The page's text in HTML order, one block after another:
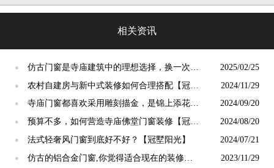
相关资讯
●
仿古门窗是寺庙建筑中的理想选择，换一次用
终生【冠墅阳光】
2025/02/25
●
农村自建房与新中式装修如何合理搭配【冠墅
阳光】
2024/11/29
●
寺庙门窗都喜欢采用雕刻描金，是锦上添花
吗？【冠墅阳光】
2024/09/20
●
预算不多，如何营造寺庙佛堂门窗装修【冠墅
阳光】
2024/08/20
● 法式轻奢风门窗到底好不好？【冠墅阳光】 2024/07/21
●
仿古的铝合金门窗,你觉得适合现在的装修吗?
2023/11/29